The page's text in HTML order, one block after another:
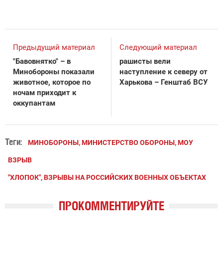
Предыдущий материал
"Бавовнятко" – в
Минобороны показали
животное, которое по
ночам приходит к
оккупантам
Следующий материал
рашисты вели
наступление к северу от
Харькова – Генштаб ВСУ
Теги: МИНОБОРОНЫ, МИНИСТЕРСТВО ОБОРОНЫ, МОУ
ВЗРЫВ
"ХЛОПОК", ВЗРЫВЫ НА РОССИЙСКИХ ВОЕННЫХ ОБЪЕКТАХ
ПРОКОММЕНТИРУЙТЕ